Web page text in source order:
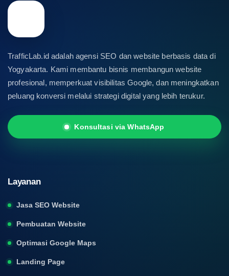
TrafficLab.id adalah agensi SEO dan website berbasis data di
Yogyakarta. Kami membantu bisnis membangun website
profesional, memperkuat visibilitas Google, dan meningkatkan
peluang konversi melalui strategi digital yang lebih terukur.
Konsultasi via WhatsApp
Layanan
Jasa SEO Website
Pembuatan Website
Optimasi Google Maps
Landing Page